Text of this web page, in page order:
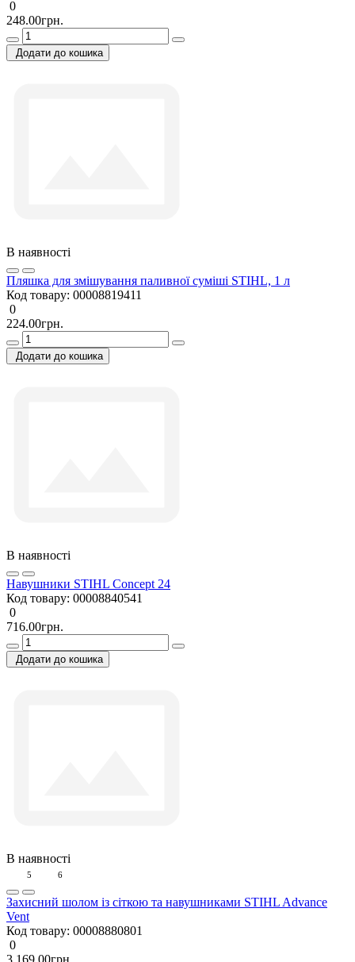
0
248.00грн.
Додати до кошика
В наявності
Пляшка для змішування паливної суміші STIHL, 1 л
Код товару: 00008819411
0
224.00грн.
Додати до кошика
В наявності
Навушники STIHL Concept 24
Код товару: 00008840541
0
716.00грн.
Додати до кошика
В наявності
5 6
Захисний шолом із сіткою та навушниками STIHL Advance
Vent
Код товару: 00008880801
0
3 169.00грн.